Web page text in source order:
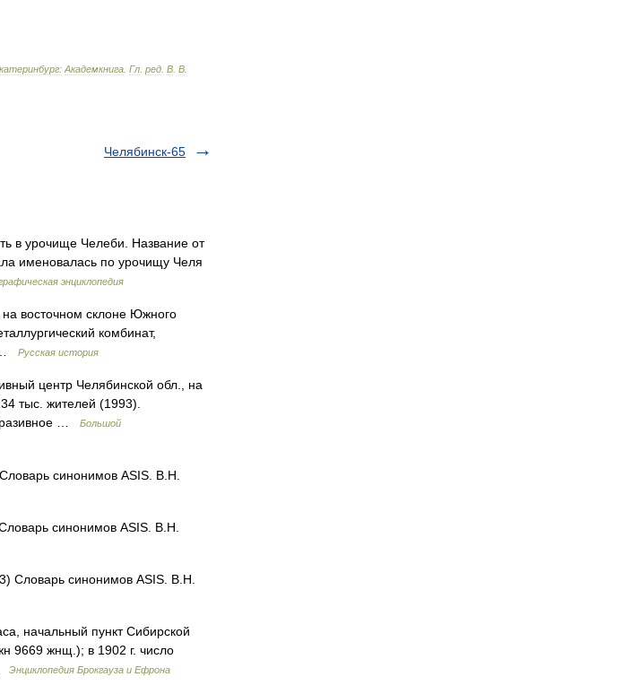
Академкнига Гл ред В В
Челябинск-65
в урочище Челеби. Название от
именовалась по урочищу Челя
энциклопедия
восточном склоне Южного
комбинат,
…
Русская история
центр Челябинской обл., на
тыс. жителей (1993).
…
Большой
синонимов ASIS. В.Н.
синонимов ASIS. В.Н.
Словарь синонимов ASIS. В.Н.
начальный пункт Сибирской
9669 жнщ.); в 1902 г. число
Энциклопедия Брокгауза и Ефрона